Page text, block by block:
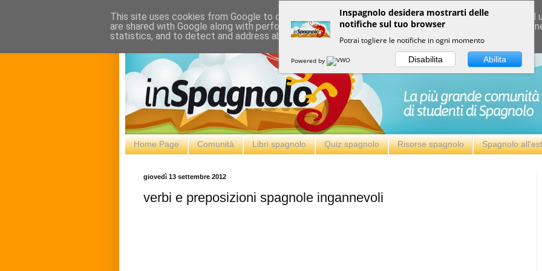
Home Page Comunità Libri spagnolo Quiz spagnolo Risorse spagnolo Spagnolo
giovedì 13 settembre 2012
verbi e preposizioni spagnole ingannevoli
This site uses cookies from Google to deliver its services and to analyze traffic. Your IP address and
are shared with Google along with performance and security metrics to ensure quality of service,
statistics, and to detect and address abuse.
Inspagnolo desidera mostrarti delle
notifiche sul tuo browser
Potrai togliere le notifiche in ogni momento
Powered by Disabilita Abilita